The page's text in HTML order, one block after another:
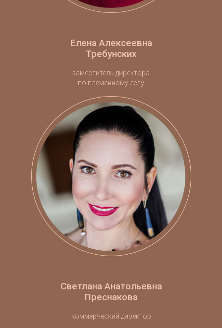
Елена Алексеевна
Требунских
заместитель директора
по племенному делу
Светлана Анатольевна
Преснакова
коммерческий директор